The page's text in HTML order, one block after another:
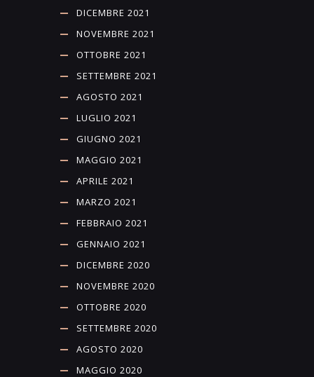
DICEMBRE 2021
NOVEMBRE 2021
OTTOBRE 2021
SETTEMBRE 2021
AGOSTO 2021
LUGLIO 2021
GIUGNO 2021
MAGGIO 2021
APRILE 2021
MARZO 2021
FEBBRAIO 2021
GENNAIO 2021
DICEMBRE 2020
NOVEMBRE 2020
OTTOBRE 2020
SETTEMBRE 2020
AGOSTO 2020
MAGGIO 2020